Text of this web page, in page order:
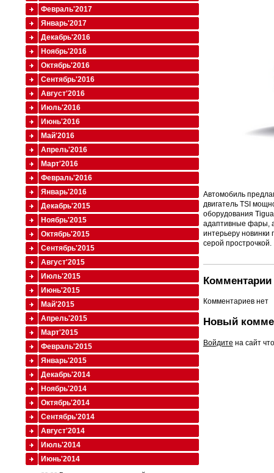
Автомобиль
двигатель TSI
оборудования
адаптивные фары,
интерьеру новинки
серой прострочкой.
Комментарии
Комментариев нет
Новый
Войдите на сайт
Февраль'2017
Январь'2017
Декабрь'2016
Ноябрь'2016
Октябрь'2016
Сентябрь'2016
Август'2016
Июль'2016
Июнь'2016
Май'2016
Апрель'2016
Март'2016
Февраль'2016
Январь'2016
Декабрь'2015
Ноябрь'2015
Октябрь'2015
Сентябрь'2015
Август'2015
Июль'2015
Июнь'2015
Май'2015
Апрель'2015
Март'2015
Февраль'2015
Январь'2015
Декабрь'2014
Ноябрь'2014
Октябрь'2014
Сентябрь'2014
Август'2014
Июль'2014
Июнь'2014